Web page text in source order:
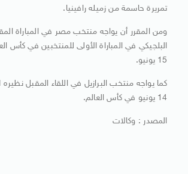
تمريرة حاسمة من زميله رافينيا.
ومن المقرر أن يواجه منتخب مصر في المباراة
البلجيكي في المباراة الأولى للمنتخبين في كأس
15 يونيو.
كما يواجه منتخب البرازيل في اللقاء المقبل نظيره
14 يونيو في كأس العالم.
المصدر : وكالات